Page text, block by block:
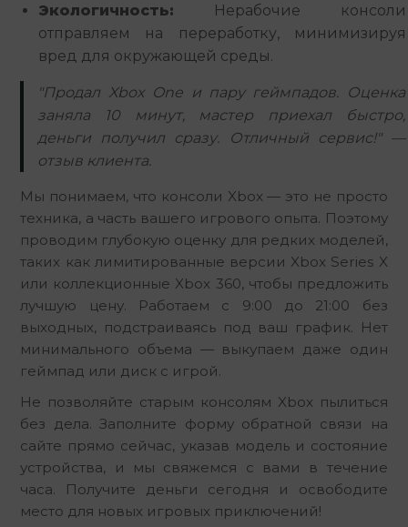
Экологичность: Нерабочие консоли
отправляем на переработку, минимизируя
вред для окружающей среды.
"Продал Xbox One и пару геймпадов. Оценка
заняла 10 минут, мастер приехал быстро,
деньги получил сразу. Отличный сервис!" —
отзыв клиента.
Мы понимаем, что консоли Xbox — это не просто
техника, а часть вашего игрового опыта. Поэтому
проводим глубокую оценку для редких моделей,
таких как лимитированные версии Xbox Series X
или коллекционные Xbox 360, чтобы предложить
лучшую цену. Работаем с 9:00 до 21:00 без
выходных, подстраиваясь под ваш график. Нет
минимального объема — выкупаем даже один
геймпад или диск с игрой.
Не позволяйте старым консолям Xbox пылиться
без дела. Заполните форму обратной связи на
сайте прямо сейчас, указав модель и состояние
устройства, и мы свяжемся с вами в течение
часа. Получите деньги сегодня и освободите
место для новых игровых приключений!